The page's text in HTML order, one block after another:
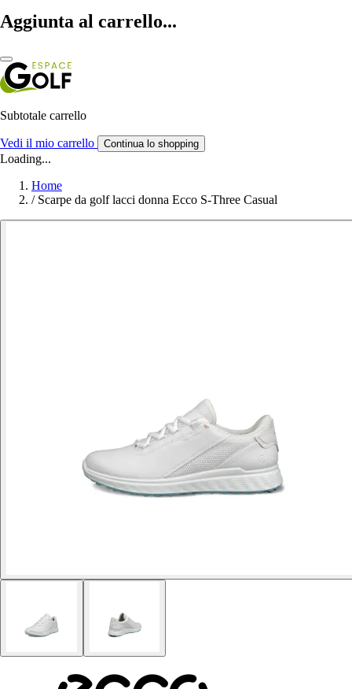
Aggiunta al carrello...
Subtotale carrello
Vedi il mio carrello Continua lo shopping
Loading...
Home
/ Scarpe da golf lacci donna Ecco S-Three Casual